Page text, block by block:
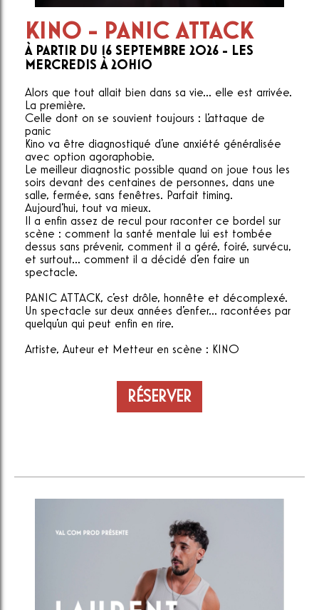
KINO - PANIC ATTACK
À PARTIR DU 16 SEPTEMBRE 2026 - LES
MERCREDIS À 20H10
Alors que tout allait bien dans sa vie... elle est arrivée.
La première.
Celle dont on se souvient toujours : L'attaque de
panic
Kino va être diagnostiqué d'une anxiété généralisée
avec option agoraphobie.
Le meilleur diagnostic possible quand on joue tous les
soirs devant des centaines de personnes, dans une
salle, fermée, sans fenêtres. Parfait timing.
Aujourd'hui, tout va mieux.
Il a enfin assez de recul pour raconter ce bordel sur
scène : comment la santé mentale lui est tombée
dessus sans prévenir, comment il a géré, foiré, survécu,
et surtout... comment il a décidé d'en faire un
spectacle.
PANIC ATTACK, c'est drôle, honnête et décomplexé.
Un spectacle sur deux années d'enfer... racontées par
quelqu'un qui peut enfin en rire.
Artiste, Auteur et Metteur en scène : KINO
RÉSERVER